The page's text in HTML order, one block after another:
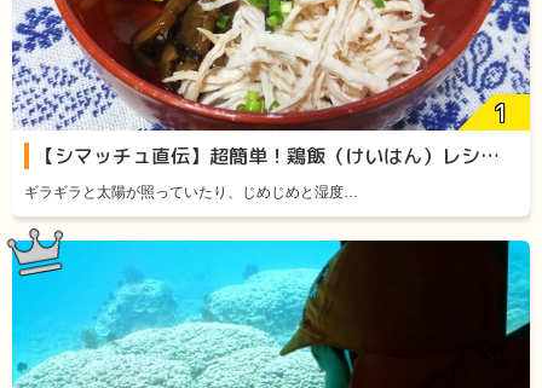
【シマッチュ直伝】超簡単！鶏飯（けいはん）レシピをご紹介します！
ギラギラと太陽が照っていたり、じめじめと湿度…